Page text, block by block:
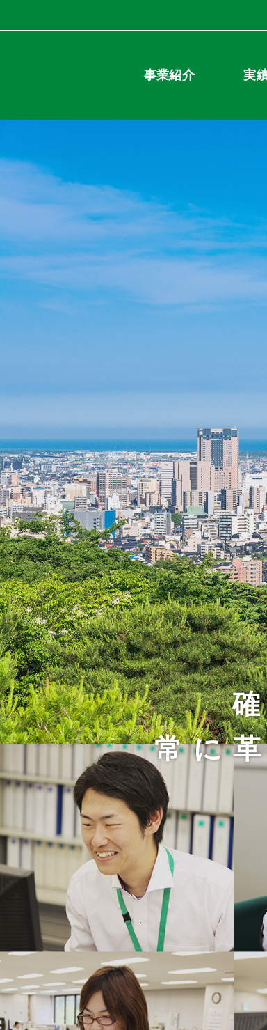
事業紹介 実
常に